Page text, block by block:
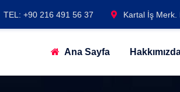
TEL: +90 216 491 56 37 Kartal İş
Ana Sayfa